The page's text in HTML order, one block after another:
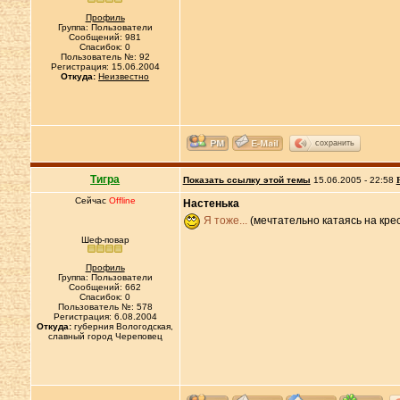
Профиль
Группа: Пользователи
Сообщений: 981
Спасибок: 0
Пользователь №: 92
Регистрация: 15.06.2004
Откуда: Неизвестно
сохранить
Тигра Показать ссылку этой темы 15.06.2005 - 22:58
Сейчас Offline
Шеф-повар
Профиль
Группа: Пользователи
Сообщений: 662
Спасибок: 0
Пользователь №: 578
Регистрация: 6.08.2004
Откуда: губерния Вологодская,
славный город Череповец
Настенька
Я тоже... (мечтательно катаясь на